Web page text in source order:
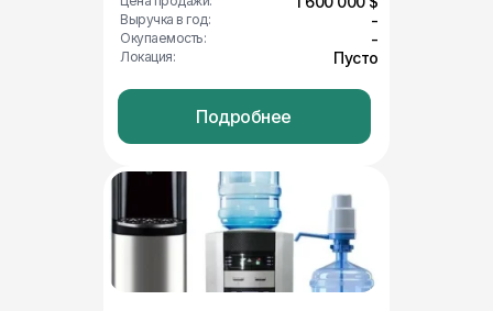
Выручка в год: -
Окупаемость: -
Локация: Пусто
Подробнее